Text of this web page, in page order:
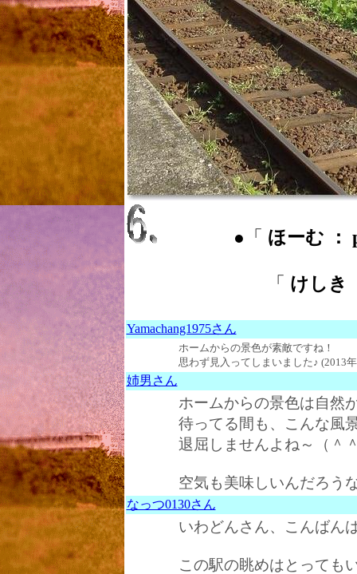
●「 ほーむ ：
「 けしき
Yamachang1975さん
ホームからの景色が素敵ですね！
思わず見入ってしまいました♪ (2013
姉男さん
ホームからの景色は自然
待ってる間も、こんな風
退屈しませんよね～（＾
空気も美味しいんだろう
なっつ0130さん
いわどんさん、こんばん
この駅の眺めはとっても